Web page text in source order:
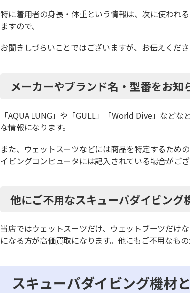
特に着用者の身長・体重という情報は、次に使われ
ますので、
お聞きしづらいことではございますが、お伝えくださ
メーカーやブランド名・型番をお知
「AQUA LUNG」や「GULL」「World Dive」など
な情報になります。
また、ウェットスーツなどには商品を特定するため
イビングコンピュータには記入されている場合がご
他にご不用なスキューバダイビング
当店ではウェットスーツだけ、ウェットブーツだけ
になる方が高価買取になります。他にもご不用なも
スキューバダイビング機材